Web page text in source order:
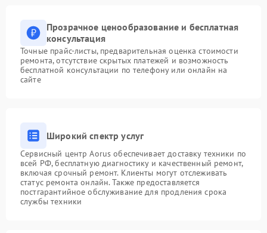
Прозрачное ценообразование и бесплатная
консультация
Точные прайс-листы, предварительная оценка стоимости
ремонта, отсутствие скрытых платежей и возможность
бесплатной консультации по телефону или онлайн на
сайте
Широкий спектр услуг
Сервисный центр Aorus обеспечивает доставку техники по
всей РФ, бесплатную диагностику и качественный ремонт,
включая срочный ремонт. Клиенты могут отслеживать
статус ремонта онлайн. Также предоставляется
постгарантийное обслуживание для продления срока
службы техники